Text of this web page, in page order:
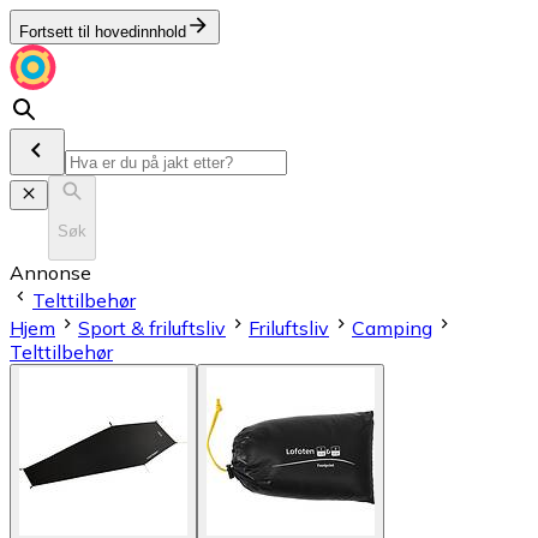
Fortsett til hovedinnhold
Søk
Annonse
Telttilbehør
Hjem
Sport & friluftsliv Friluftsliv
Camping
Telttilbehør